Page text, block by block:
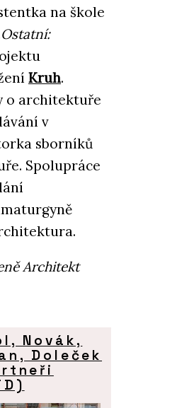
na škole
Ostatní:
Kruh.
o architektuře
v
sborníků
Spolupráce
Architekt
Novák,
Doleček